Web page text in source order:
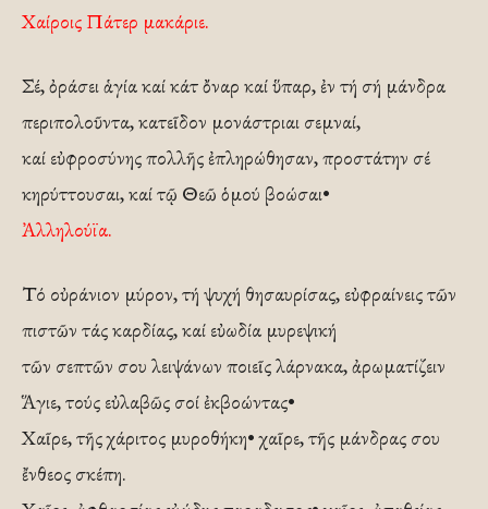
Χαίροις Πάτερ μακάριε.
Σέ, ὀράσει ἁγία καί κάτ ὄναρ καί ὕπαρ, ἐν τή σή μάνδρα
περιπολοῦντα, κατεῖδον μονάστριαι σεμναί,
καί εὐφροσύνης πολλῆς ἐπληρώθησαν, προστάτην σέ
κηρύττουσαι, καί τῷ Θεῶ ὁμού βοώσαι•
Ἀλληλούϊα.
Τό οὐράνιον μύρον, τή ψυχή θησαυρίσας, εὐφραίνεις τῶν
πιστῶν τάς καρδίας, καί εὐωδία μυρεψική
τῶν σεπτῶν σου λειψάνων ποιεῖς λάρνακα, ἀρωματίζειν
Ἅγιε, τούς εὐλαβῶς σοί ἐκβοώντας•
Χαῖρε, τῆς χάριτος μυροθήκη• χαῖρε, τῆς μάνδρας σου
ἔνθεος σκέπη.